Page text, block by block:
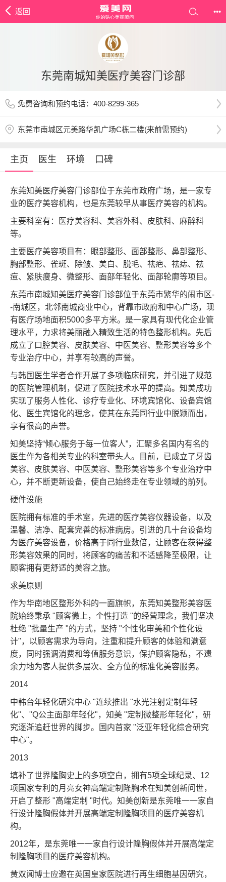
返回 •••
东莞南城知美医疗美容门诊部
免费咨询和预约电话：400-8299-365
东莞市南城区元美路华凯广场C栋二楼(来前需预约)
主页 医生 环境 口碑
东莞知美医疗美容门诊部位于东莞市政府广场，是一家专
业的医疗美容机构，也是东莞较早从事医疗美容的机构。
主要科室有：医疗美容科、美容外科、皮肤科、麻醉科
等。
主要医疗美容项目有：眼部整形、面部整形、鼻部整形、
胸部整形、雀斑、除皱、美白、脱毛、祛疤、祛痣、祛
痘、紧肤瘦身、微整形、面部年轻化、面部轮廓等项目。
东莞市南城知美医疗美容门诊部位于东莞市繁华的闹市区-
-南城区，北邻南城商业中心，背靠市政府和中心广场，现
有医疗场地面积5000多平方米。是一家具有现代化企业管
理水平，力求将美丽融入精致生活的特色整形机构。先后
成立了口腔美容、皮肤美容、中医美容、整形美容等多个
专业治疗中心，并享有较高的声誉。
与韩国医生学者合作开展了多项临床研究，并引进了规范
的医院管理机制，促进了医院技术水平的提高。知美成功
实现了服务人性化、诊疗专业化、环境宾馆化、设备宾馆
化、医生宾馆化的理念，使其在东莞同行业中脱颖而出，
享有很高的声誉。
知美坚持“倾心服务于每一位客人”，汇聚多名国内有名的
医生作为各相关专业的科室带头人。目前，已成立了牙齿
美容、皮肤美容、中医美容、整形美容等多个专业治疗中
心，并不断更新设备，使自己始终走在专业领域的前列。
硬件设施
医院拥有标准的手术室，先进的医疗美容仪器设备，以及
温馨、洁净、配套完善的标准病房。引进的几十台设备均
为医疗美容设备，价格高于同行业数倍，让顾客在获得整
形美容效果的同时，将顾客的痛苦和不适感降至极限，让
顾客拥有更舒适的美容之旅。
求美原则
作为华南地区整形外科的一面旗帜，东莞知美整形美容医
院始终秉承 "顾客微上，个性打造 "的经营理念，我们坚决
杜绝 "批量生产 "的方式，坚持 "个性化审美和个性化设
计"，以顾客需求为导向，注重和提升顾客的体验和满意
度，同时强调消费和等值服务意识，保护顾客隐私，不遗
余力地为客人提供多层次、全方位的标准化美容服务。
2014
中韩台年轻化研究中心 "连续推出 "水光注射定制年轻
化"、"Q公主面部年轻化"，知美 "定制微整形年轻化"，研
究逐渐追赶世界的脚步。国内首家 "泛亚年轻化综合研究
中心"。
2013
填补了世界隆胸史上的多项空白，拥有5项全球纪录、12
项国家专利的月亮女神高端定制隆胸术在知美创新问世，
开启了整形 "高端定制 "时代。知美创新是东莞唯一一家自
行设计隆胸假体并开展高端定制隆胸项目的医疗美容机
构。
2012年，是东莞唯一一家自行设计隆胸假体并开展高端定
制隆胸项目的医疗美容机构。
黄双闻博士应邀在英国皇家医院进行再生细胞基因研究，